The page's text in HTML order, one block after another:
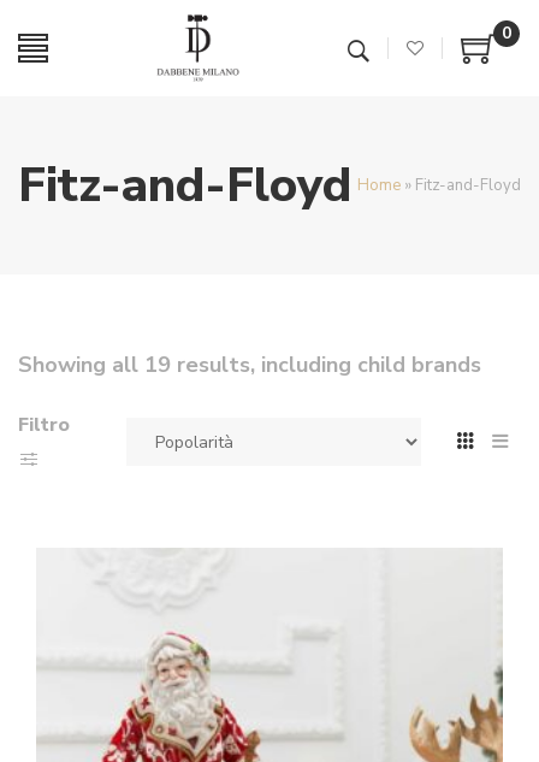
0
Fitz-and-Floyd Home » Fitz-and-Floyd
Showing all 19 results, including child brands
Filtro